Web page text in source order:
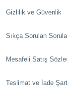
Gizlilik ve Güvenlik
Sıkça Sorulan
Mesafeli Satış
Teslimat ve İade